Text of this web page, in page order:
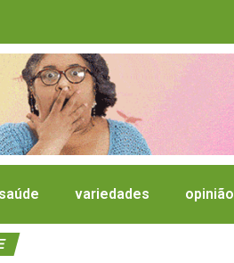
saúde variedades opinião